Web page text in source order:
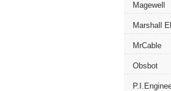
Magewell
Marshall
MrCable
Obsbot